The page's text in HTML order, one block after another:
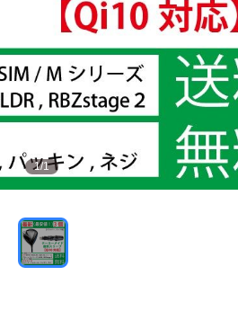
1/1